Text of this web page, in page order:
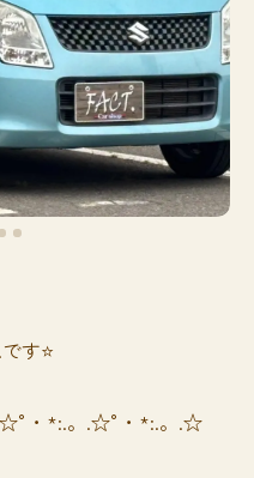
す⭐️
・*:.。.☆°・*:.。.☆